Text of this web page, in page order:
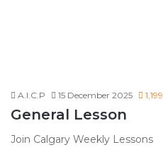
A.I.C.P 15 December 2025 1,199
General Lesson
Join Calgary Weekly Lessons